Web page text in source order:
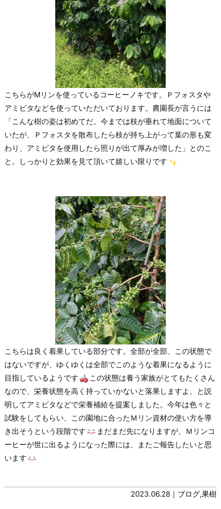
こちらがMリンを使っているコーヒーノキです。Ｐフォスタや
アミビタなどを使っていただいております。農園長が言うには
「こんな樹の姿は初めてだ。今までは枝が垂れて地面について
いたが、Ｐフォスタを散布したら枝が持ち上がって葉の形も変
わり、アミビタを使用したら照りが出て厚みが増した」とのこ
と。しっかりと効果を見て頂いて嬉しい限りです
こちらは良く着果している部分です。全部が全部、この状態で
はないですが、ゆくゆくは全部でこのような着果になるように
目指しているようです
この状態は養う家族がとてもたくさん
なので、栄養状態を高く持っていかないと落果しますよ、と説
明してアミビタなどで栄養補給を提案しました。今年は色々と
試験をしてもらい、この園地に合ったＭリン資材の使い方を導
き出そうという段階です
まだまだ先になりますが、Ｍリンコ
ーヒーが世に出るようになった際には、またご報告したいと思
います
2023.06.28｜ ブログ,果樹